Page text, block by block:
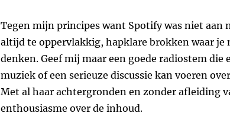
Tegen mijn principes want Spotify was niet aan
altijd te oppervlakkig, hapklare brokken waar je
denken. Geef mij maar een goede radiostem die
muziek of een serieuze discussie kan voeren
Met al haar achtergronden en zonder afleiding
enthousiasme over de inhoud.